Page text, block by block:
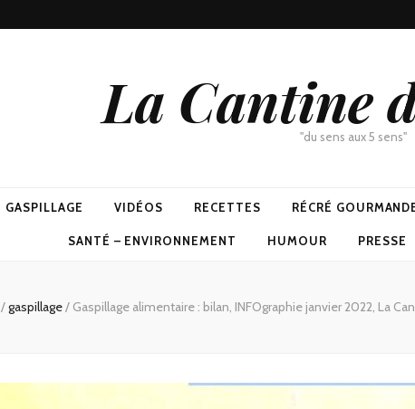
La Cantine
"du sens aux 5 sens"
GASPILLAGE VIDÉOS RECETTES RÉCRÉ
SANTÉ – ENVIRONNEMENT HUMOUR PRESSE
/gaspillage/ Gaspillage alimentaire : bilan, INFOgraphie janvier 2022, La